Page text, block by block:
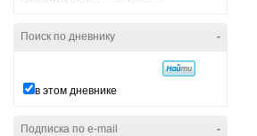
-
Поиск по дневнику
в этом дневнике
-
Подписка по e-mail